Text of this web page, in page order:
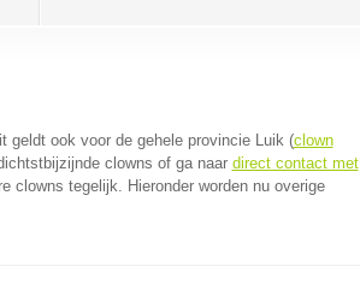
geldt ook voor de gehele provincie Luik (clown
clowns of ga naar direct contact met
clowns tegelijk. Hieronder worden nu overige